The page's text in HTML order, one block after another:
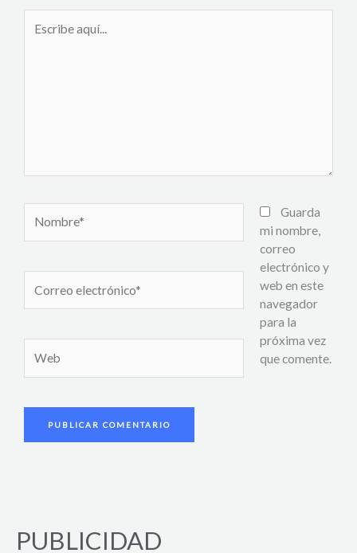
aquí...
electrónico*
Guarda
mi nombre,
correo
electrónico y
web en este
navegador
para la
próxima vez
que comente.
PUBLICIDAD